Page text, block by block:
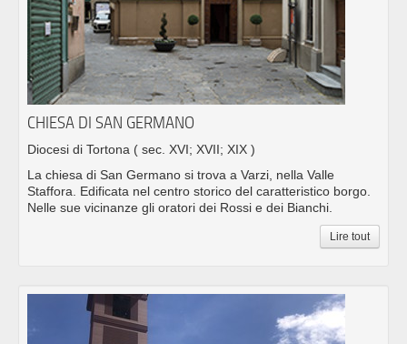
CHIESA DI SAN GERMANO
Diocesi di Tortona ( sec. XVI; XVII; XIX )
La chiesa di San Germano si trova a Varzi, nella Valle
Staffora. Edificata nel centro storico del caratteristico borgo.
Nelle sue vicinanze gli oratori dei Rossi e dei Bianchi.
Lire tout